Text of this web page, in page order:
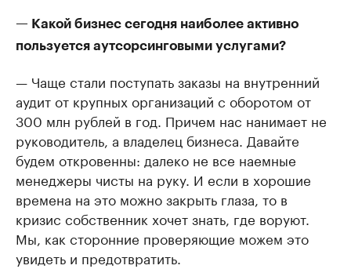
— Какой бизнес сегодня наиболее активно
пользуется аутсорсинговыми услугами?
— Чаще стали поступать заказы на внутренний
аудит от крупных организаций с оборотом от
300 млн рублей в год. Причем нас нанимает не
руководитель, а владелец бизнеса. Давайте
будем откровенны: далеко не все наемные
менеджеры чисты на руку. И если в хорошие
времена на это можно закрыть глаза, то в
кризис собственник хочет знать, где воруют.
Мы, как сторонние проверяющие можем это
увидеть и предотвратить.